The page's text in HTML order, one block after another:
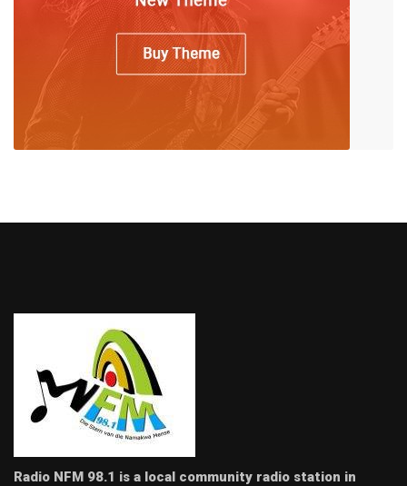
Radio NFM 98.1 is a local community radio station in